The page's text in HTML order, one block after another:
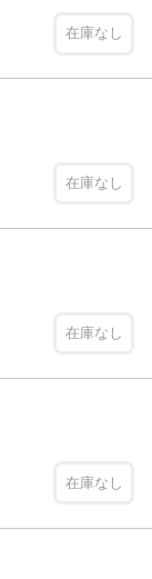
在庫なし
在庫なし
在庫なし
在庫なし